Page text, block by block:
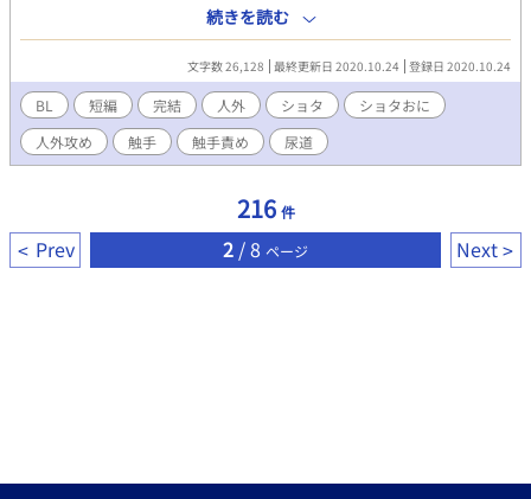
こまで飛ばしてください。昔からなぜか結婚に気が乗らない妖怪
退治屋のお兄さんが、人に化けるという妖怪を退治しに山に行っ
た、という情報だけ分かっておけば大丈夫だと思います。 もうエ
ロすぎて素晴らしすぎる表紙絵は し様
（https://www.pixiv.net/users/30833339）が描いてくださいま
した。本当にありがとうございます！そもそも触手ショタという
概念を与えてくださったのもし様だったり・・・心から感謝して
ますっ！ 慣れない文体、初めての時代物（なんちゃって要素が強
書きました・・・これ完成しないかもしれないと何度も心が折れ
かけたので、ぜひ一言でもいいので感想が欲しいです！本当に一
言だけでもすごく喜ぶので、どうぞよろしくお願いします！ 追
続きを読む
文字数 26,128 最終更新日 2020.10.24 登録日 2020.10.24
BL 短編 完結 人外 ショタ
ショタおに
人外攻め
触手 触手責め 尿道
216 件
Prev 2 / 8 ページ Next